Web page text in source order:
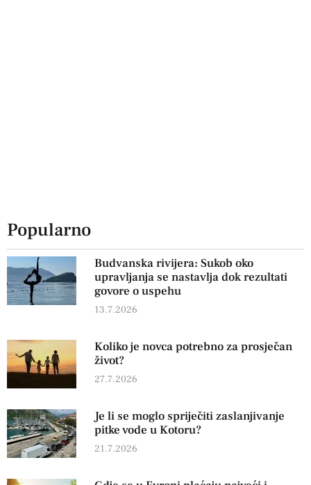
Popularno
Budvanska rivijera: Sukob oko
upravljanja se nastavlja dok rezultati
govore o uspehu
13.7.2026
Koliko je novca potrebno za prosječan
život?
27.7.2026
Je li se moglo spriječiti zaslanjivanje
pitke vode u Kotoru?
21.7.2026